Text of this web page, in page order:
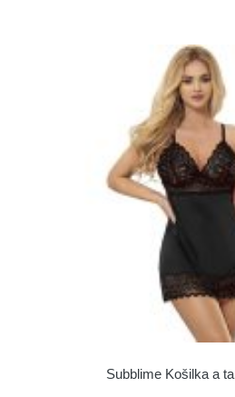
Subblime Košilka a